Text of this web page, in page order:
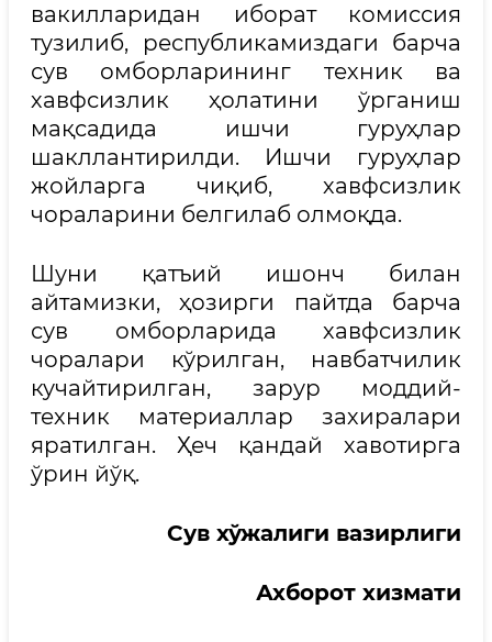
вакилларидан иборат комиссия
тузилиб, республикамиздаги барча
сув омборларининг техник ва
хавфсизлик ҳолатини ўрганиш
мақсадида ишчи гуруҳлар
шакллантирилди. Ишчи гуруҳлар
жойларга чиқиб, хавфсизлик
чораларини белгилаб олмоқда.
Шуни қатъий ишонч билан
айтамизки, ҳозирги пайтда барча
сув омборларида хавфсизлик
чоралари кўрилган, навбатчилик
кучайтирилган, зарур моддий-
техник материаллар захиралари
яратилган. Ҳеч қандай хавотирга
ўрин йўқ.
Сув хўжалиги вазирлиги
Ахборот хизмати